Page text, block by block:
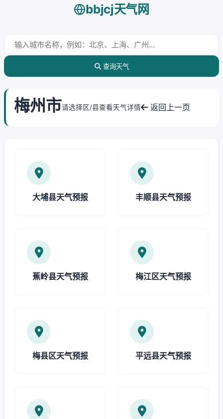
bbjcj天气网
查询天气
梅州市请选择区/县查看天气详情 返回上一页
大埔县天气预报 丰顺县天气预报
蕉岭县天气预报 梅江区天气预报
梅县区天气预报 平远县天气预报